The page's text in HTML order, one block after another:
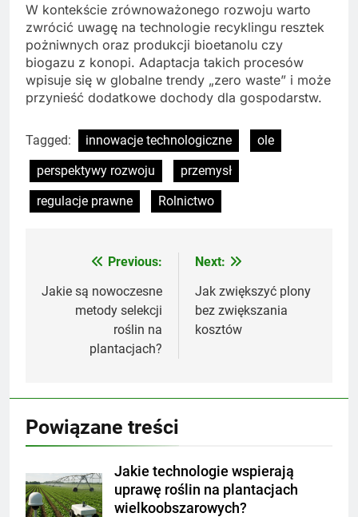
W kontekście zrównoważonego rozwoju warto
zwrócić uwagę na technologie recyklingu resztek
pożniwnych oraz produkcji bioetanolu czy
biogazu z konopi. Adaptacja takich procesów
wpisuje się w globalne trendy „zero waste” i może
przynieść dodatkowe dochody dla gospodarstw.
Tagged: innowacje technologiczne
ole
perspektywy rozwoju
przemysł
regulacje prawne
Rolnictwo
Nawigacja
wpisu
Previous:
Jakie są nowoczesne
metody selekcji
roślin na
plantacjach?
Next:
Jak zwiększyć plony
bez zwiększania
kosztów
Powiązane treści
Jakie technologie wspierają
uprawę roślin na plantacjach
wielkoobszarowych?